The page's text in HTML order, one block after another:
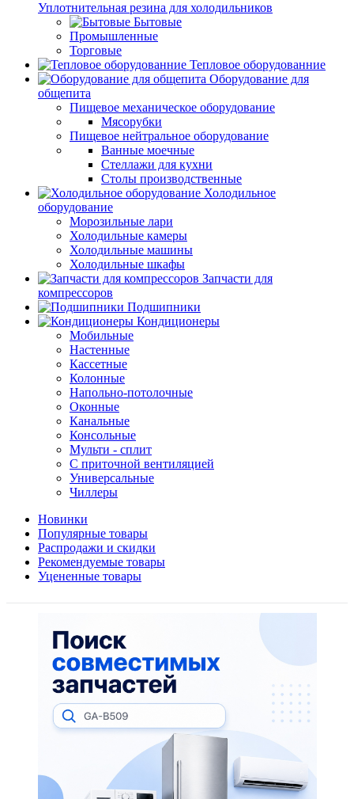
Уплотнительная резина для холодильников
Бытовые
Промышленные
Торговые
Тепловое оборудованние
Оборудование для
общепита
Пищевое механическое оборудование
Мясорубки
Пищевое нейтральное оборудование
Ванные моечные
Стеллажи для кухни
Столы производственные
Холодильное
оборудование
Морозильные лари
Холодильные камеры
Холодильные машины
Холодильные шкафы
Запчасти для
компрессоров
Подшипники
Кондиционеры
Мобильные
Настенные
Кассетные
Колонные
Напольно-потолочные
Оконные
Канальные
Консольные
Мульти - сплит
С приточной вентиляцией
Универсальные
Чиллеры
Новинки
Популярные товары
Распродажи и скидки
Рекомендуемые товары
Уцененные товары